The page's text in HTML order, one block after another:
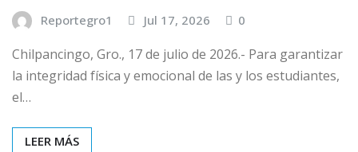
Reportegro1 Jul 17, 2026 0
Chilpancingo, Gro., 17 de julio de 2026.- Para garantizar
la integridad física y emocional de las y los estudiantes,
el…
LEER MÁS